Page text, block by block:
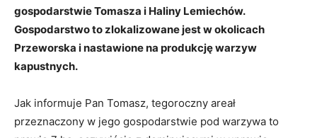
gospodarstwie Tomasza i Haliny Lemiechów.
Gospodarstwo to zlokalizowane jest w okolicach
Przeworska i nastawione na produkcję warzyw
kapustnych.
Jak informuje Pan Tomasz, tegoroczny areał
przeznaczony w jego gospodarstwie pod warzywa to